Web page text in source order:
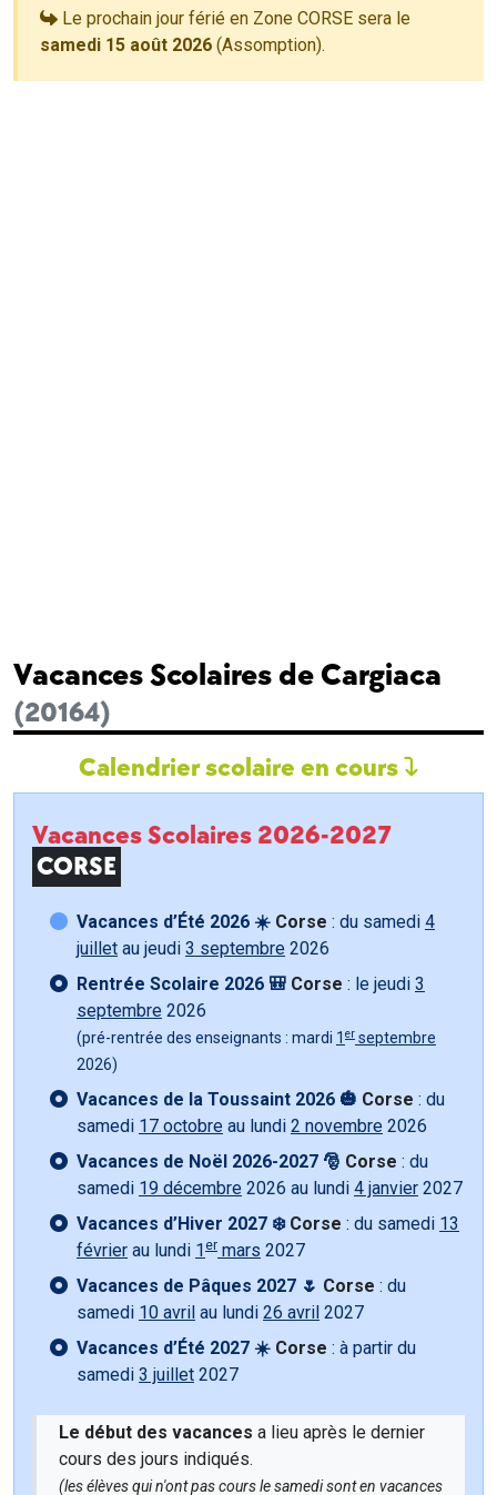
Le prochain jour férié en Zone CORSE sera le
samedi 15 août 2026 (Assomption).
Vacances Scolaires de Cargiaca
(20164)
Calendrier scolaire en cours
Vacances Scolaires 2026-2027
CORSE
Vacances d’Été 2026 ☀️ Corse : du samedi 4
juillet au jeudi 3 septembre 2026
Rentrée Scolaire 2026 🎒 Corse : le jeudi 3
septembre 2026
(pré-rentrée des enseignants : mardi 1 er septembre
2026)
Vacances de la Toussaint 2026 🎃 Corse : du
samedi 17 octobre au lundi 2 novembre 2026
Vacances de Noël 2026-2027 🎅 Corse : du
samedi 19 décembre 2026 au lundi 4 janvier 2027
Vacances d’Hiver 2027 ❄️ Corse : du samedi 13
février au lundi 1 er mars 2027
Vacances de Pâques 2027 🌷 Corse : du
samedi 10 avril au lundi 26 avril 2027
Vacances d’Été 2027 ☀️ Corse : à partir du
samedi 3 juillet 2027
Le début des vacances a lieu après le dernier
cours des jours indiqués.
(les élèves qui n'ont pas cours le samedi sont en vacances